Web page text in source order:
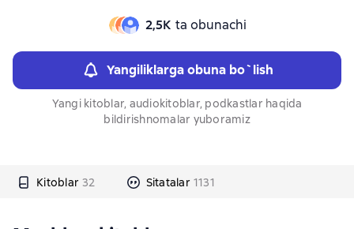
2,5К ta obunachi
Yangiliklarga obuna bo`lish
Yangi kitoblar, audiokitoblar, podkastlar haqida
bildirishnomalar yuboramiz
Kitoblar 32 Sitatalar 1131